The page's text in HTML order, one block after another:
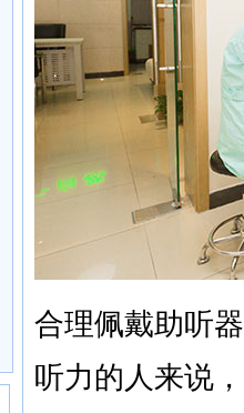
合理佩戴助听
听力的人来说